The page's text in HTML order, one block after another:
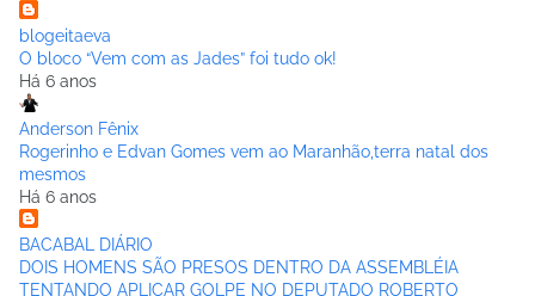
blogeitaeva
O bloco “Vem com as Jades” foi tudo ok!
Há 6 anos
Anderson Fênix
Rogerinho e Edvan Gomes vem ao Maranhão,terra natal dos
mesmos
Há 6 anos
BACABAL DIÁRIO
DOIS HOMENS SÃO PRESOS DENTRO DA ASSEMBLÉIA
TENTANDO APLICAR GOLPE NO DEPUTADO ROBERTO